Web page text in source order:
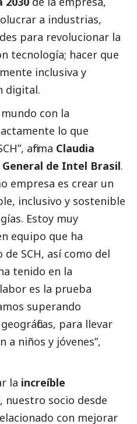
a industrias,
para revolucionar la
tecnología; hacer que
inclusiva y
digital.
con la
lo que
afirma Claudia
de Intel Brasil.
empresa es crear un
inclusivo y sostenible
Estoy muy
equipo que ha
SCH, así como del
tenido en la
es la prueba
superando
para llevar
a niños y jóvenes”,
la increíble
, nuestro socio desde
con mejorar